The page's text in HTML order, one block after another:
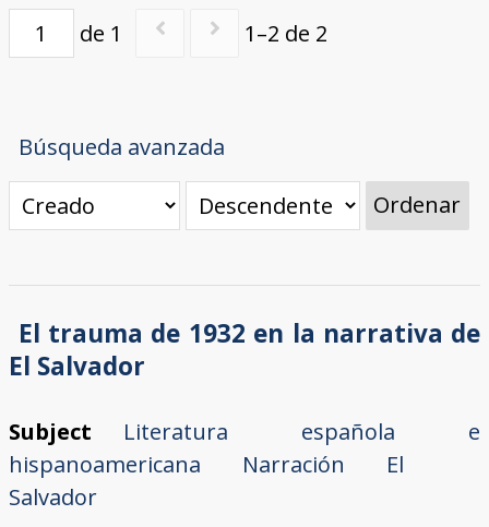
de 1 1–2 de 2
Búsqueda avanzada
Ordenar
El trauma de 1932 en la narrativa de
El Salvador
Subject
Literatura española e
hispanoamericana
Narración
El
Salvador